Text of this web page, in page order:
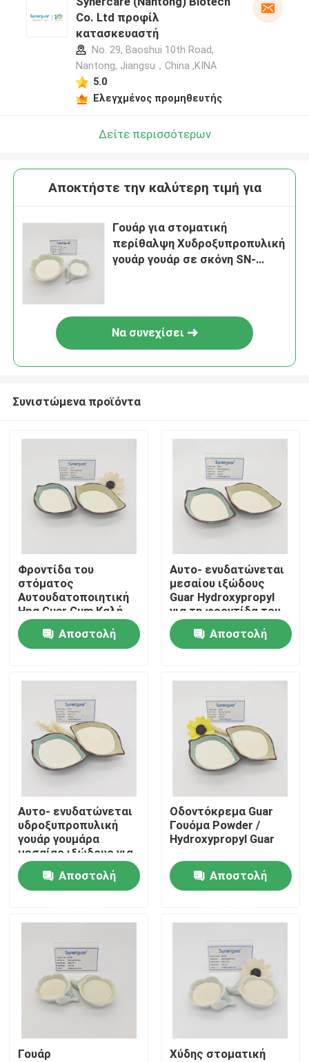
Προϊόντα
Βίντεο
Επισκέψεις στο εργοστάσιο
Έλεγχος ποιότητας
Επικοινωνήστε μαζί μας
Υποθέσεις
Ζητήστε προσφορά
Co. Ltd προφίλ
κατασκευαστή
No. 29, Baoshui 10th Road,
Nantong, Jiangsu，China ,ΚΙΝΑ
5.0
Ελεγχμένος προμηθευτής
Δείτε περισσότερων
Αποκτήστε την καλύτερη τιμή για
Γουάρ για στοματική
περίθαλψη Χυδροξυπροπυλική
γουάρ γουάρ σε σκόνη SN-
Να συνεχίσει
Συνιστώμενα προϊόντα
Φροντίδα του
στόματος
Αυτουδατοποιητική
Hpg Guar Gum Καλή
ικανότητα
κατακράτησης νερού
Αποστολή
Αυτο- ενυδατώνεται
μεσαίου ιξώδους
Guar Hydroxypropyl
για τη φροντίδα του
στόματος
Αποστολή
Αυτο- ενυδατώνεται
υδροξυπροπυλική
γουάρ γουμάρα
μεσαίας ιξώδους για
οδοντόκρεμα
Αποστολή
Οδοντόκρεμα Guar
Γουόμα Powder /
Hydroxypropyl Guar
Αποστολή
Γουάρ
Χύδης στοματική